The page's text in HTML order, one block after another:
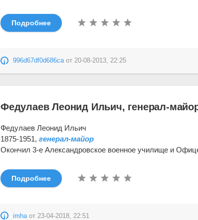
Подробнее
996d67df0d686caот20-08-2013, 22:25
Федулаев Леонид Ильич, генерал-
Федулаев Леонид Ильич
1875-1951,генерал-майор
Окончил 3-е Александровское военное училище и
Подробнее
imhaот23-04-2018, 22:51